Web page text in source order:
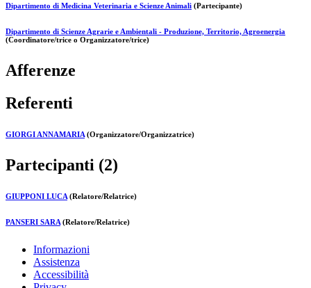
Dipartimento di Medicina Veterinaria e Scienze Animali (Partecipante)
Dipartimento di Scienze Agrarie e Ambientali - Produzione, Territorio, Agroenergia
(Coordinatore/trice o Organizzatore/trice)
Afferenze
Referenti
GIORGI ANNAMARIA (Organizzatore/Organizzatrice)
Partecipanti (2)
GIUPPONI LUCA (Relatore/Relatrice)
PANSERI SARA (Relatore/Relatrice)
Informazioni
Assistenza
Accessibilità